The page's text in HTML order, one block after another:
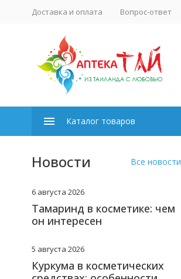
Доставка и оплата Вопрос-ответ
Каталог товаров
Новости Все новости
6 августа 2026
Тамаринд в косметике: чем
он интересен
5 августа 2026
Куркума в косметических